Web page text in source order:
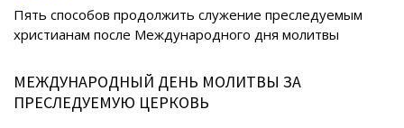
ki
Пять способов продолжить служение преследуемым
христианам после Международного дня молитвы
МЕЖДУНАРОДНЫЙ ДЕНЬ МОЛИТВЫ ЗА
ПРЕСЛЕДУЕМУЮ ЦЕРКОВЬ